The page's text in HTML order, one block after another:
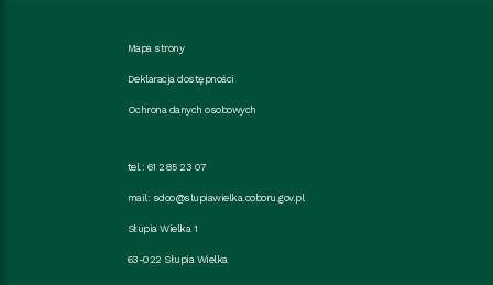
Mapa strony
Deklaracja dostępności
Ochrona danych osobowych
tel.: 61 285 23 07
mail: sdoo@slupiawielka.coboru.gov.pl
Słupia Wielka 1
63-022 Słupia Wielka